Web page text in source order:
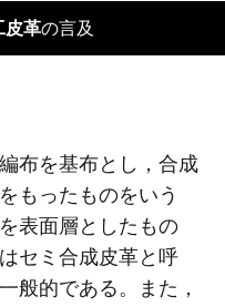
皮革の言及
布を基布とし，合成
もったものをいう
表面層としたもの
セミ合成皮革と呼
般的である。また，